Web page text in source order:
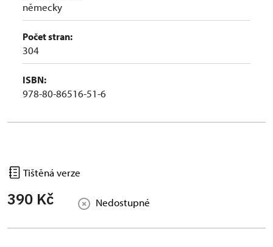
německy
Počet stran:
304
ISBN:
978-80-86516-51-6
Tištěná verze
390 Kč Nedostupné